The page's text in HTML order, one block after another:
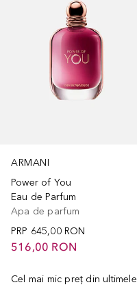
ARMANI
Power of You
Eau de Parfum
Apa de parfum
PRP 645,00 RON
516,00 RON
Cel mai mic preț din ultimele